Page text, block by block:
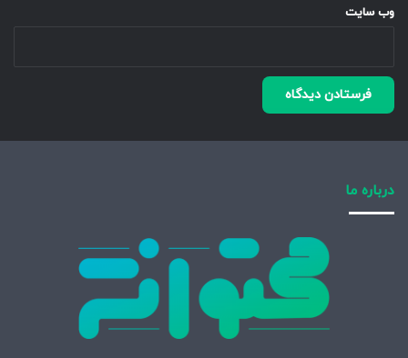
وب‌ سایت
درباره ما